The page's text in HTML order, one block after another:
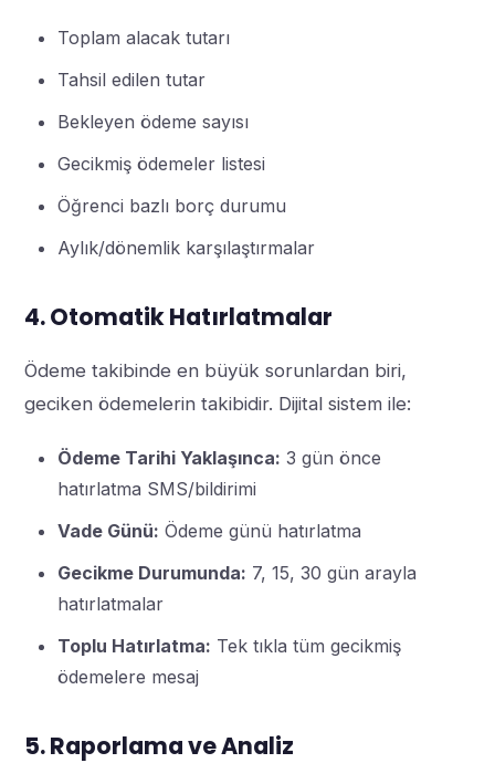
Toplam alacak tutarı
Tahsil edilen tutar
Bekleyen ödeme sayısı
Gecikmiş ödemeler listesi
Öğrenci bazlı borç durumu
Aylık/dönemlik karşılaştırmalar
4. Otomatik Hatırlatmalar
Ödeme takibinde en büyük sorunlardan biri,
geciken ödemelerin takibidir. Dijital sistem ile:
Ödeme Tarihi Yaklaşınca: 3 gün önce
hatırlatma SMS/bildirimi
Vade Günü: Ödeme günü hatırlatma
Gecikme Durumunda: 7, 15, 30 gün arayla
hatırlatmalar
Toplu Hatırlatma: Tek tıkla tüm gecikmiş
ödemelere mesaj
5. Raporlama ve Analiz